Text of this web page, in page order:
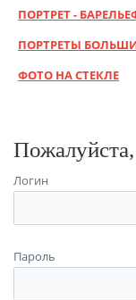
ПОРТРЕТ -
ПОРТРЕТЫ
ФОТО НА СТЕКЛЕ
Пожалуйста,
Логин
Пароль